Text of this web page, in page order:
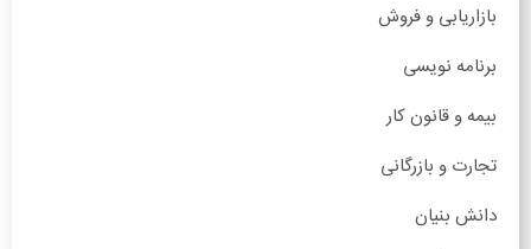
بازاریابی و فروش
برنامه نویسی
بیمه و قانون کار
تجارت و بازرگانی
دانش بنیان